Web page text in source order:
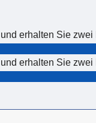
erhalten Sie
erhalten Sie